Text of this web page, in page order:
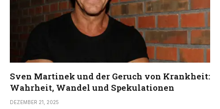
Sven Martinek und der Geruch von Krankheit:
Wahrheit, Wandel und Spekulationen
DEZEMBER 21, 2025